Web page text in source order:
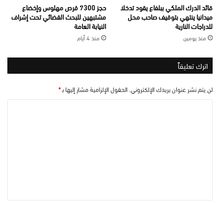
قائد الدرك الملكي ببلفاع يقود تدخلا
ميدانيا ينتهي بتوقيف صاحب محل
للدراجات النارية
منذ يومين
حجز 7300 قرص مهلوس وإخضاع
مشتبهين للبحث القضائي تحت إشراف
النيابة العامة
منذ 4 أيام
اترك تعليقاً
لن يتم نشر عنوان بريدك الإلكتروني. الحقول الإلزامية مشار إليها بـ*